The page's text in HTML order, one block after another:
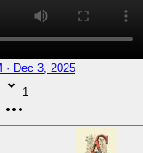
· Dec 3, 2025
1